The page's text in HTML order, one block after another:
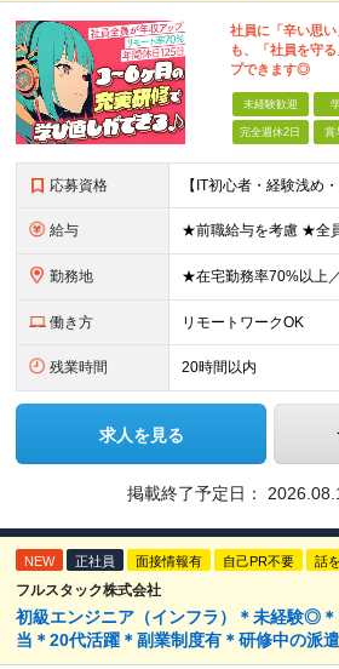
社員に「辛い思
も、「社員を守
プできます◎
未経験歓迎
完全週休2日 賞
応募資格
給与
勤務地
働き方 リモートワークOK
残業時間 20時間以内
求人を見る
掲載終了予定日：
NEW 正社員 面接情報有 自己PR不要 話
フルスタック株式会社
初級エンジニア（インフラ）＊未経験◎
当＊20代活躍＊副業制度有＊研修中の派